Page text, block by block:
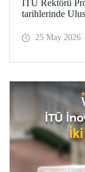
İTÜ Rektörü
tarihlerinde
25 May 2026